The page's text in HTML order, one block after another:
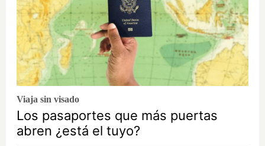
Viaja sin visado
Los pasaportes que más puertas
abren ¿está el tuyo?